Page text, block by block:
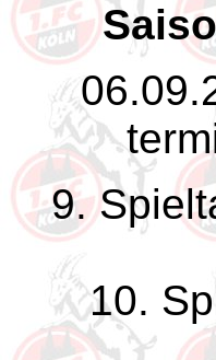
9.
10.